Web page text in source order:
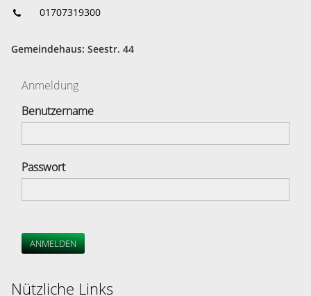
01707319300
Gemeindehaus: Seestr. 44
Anmeldung
Benutzername
Passwort
ANMELDEN
Nützliche Links